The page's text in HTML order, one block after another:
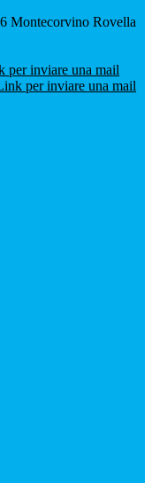
Montecorvino Rovella
per inviare una mail
per inviare una mail